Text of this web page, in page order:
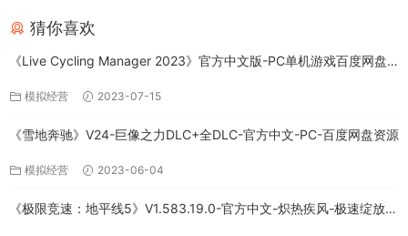
猜你喜欢
《Live Cycling Manager 2023》官方中文版-PC单机游戏百度网盘
模拟经营 2023-07-15
《雪地奔驰》V24-巨像之力DLC+全DLC-官方中文-PC-百度网盘资源
模拟经营 2023-06-04
《极限竞速：地平线5》V1.583.19.0-官方中文-炽热疾风-极速绽放